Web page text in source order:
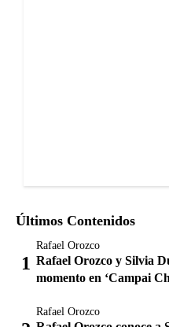
Últimos Contenidos
Rafael Orozco
Rafael Orozco y Silvia
momento en ‘Campai
Rafael Orozco